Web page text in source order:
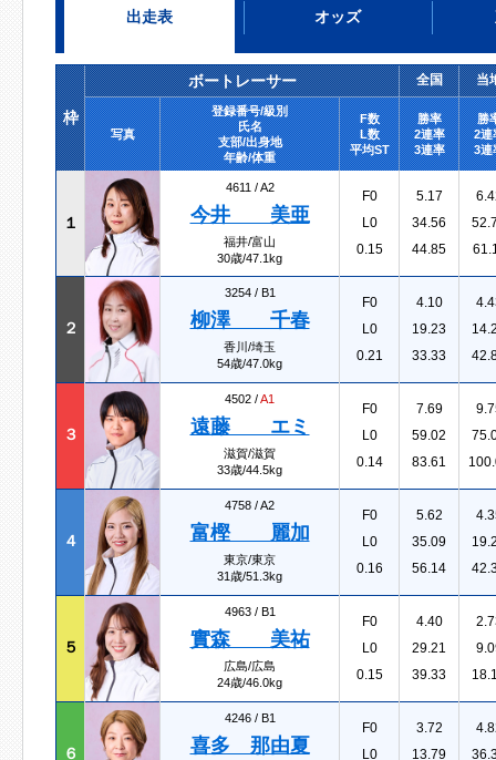
出走表 オッズ
枠
ボートレーサー 全国 当
写真
登録番号/級別
氏名
支部/出身地
年齢/体重
F数
L数
平均ST
勝率
2連率
3連率
勝
2連
3連
１
4611 /A2
今井 美亜
福井/富山
30歳/47.1kg
F0
L0
0.15
5.17
34.56
44.85
２
3254 / B1
柳澤 千春
香川/埼玉
54歳/47.0kg
F0
L0
0.21
4.10
19.23
33.33
３
4502 /A1
遠藤 エミ
滋賀/滋賀
33歳/44.5kg
F0
L0
0.14
7.69
59.02
83.61
４
4758 /A2
富樫 麗加
東京/東京
31歳/51.3kg
F0
L0
0.16
5.62
35.09
56.14
５
4963 / B1
實森 美祐
広島/広島
24歳/46.0kg
F0
L0
0.15
4.40
29.21
39.33
６
4246 / B1
喜多 那由夏
F0
L0
3.72
13.79